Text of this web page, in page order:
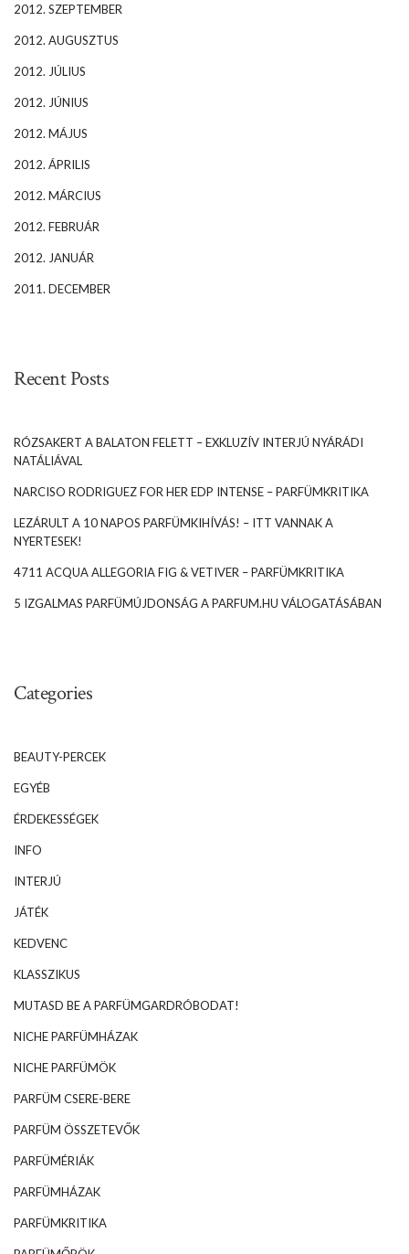
2012. SZEPTEMBER
2012. AUGUSZTUS
2012. JÚLIUS
2012. JÚNIUS
2012. MÁJUS
2012. ÁPRILIS
2012. MÁRCIUS
2012. FEBRUÁR
2012. JANUÁR
2011. DECEMBER
Recent Posts
RÓZSAKERT A BALATON FELETT – EXKLUZÍV INTERJÚ NYÁRÁDI
NATÁLIÁVAL
NARCISO RODRIGUEZ FOR HER EDP INTENSE – PARFÜMKRITIKA
LEZÁRULT A 10 NAPOS PARFÜMKIHÍVÁS! – ITT VANNAK A
NYERTESEK!
4711 ACQUA ALLEGORIA FIG & VETIVER – PARFÜMKRITIKA
5 IZGALMAS PARFÜMÚJDONSÁG A PARFUM.HU VÁLOGATÁSÁBAN
Categories
BEAUTY-PERCEK
EGYÉB
ÉRDEKESSÉGEK
INFO
INTERJÚ
JÁTÉK
KEDVENC
KLASSZIKUS
MUTASD BE A PARFÜMGARDRÓBODAT!
NICHE PARFÜMHÁZAK
NICHE PARFÜMÖK
PARFÜM CSERE-BERE
PARFÜM ÖSSZETEVŐK
PARFÜMÉRIÁK
PARFÜMHÁZAK
PARFÜMKRITIKA